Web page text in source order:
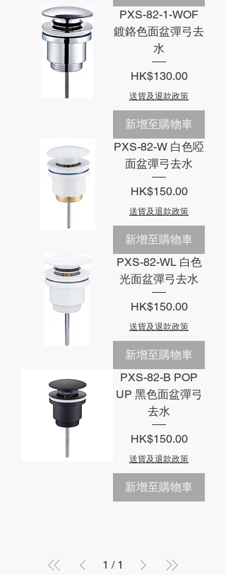
PXS-82-1-WOF
鍍鉻色面盆彈弓去
水
價格
HK$130.00
送貨及退款政策
新增至購物車
PXS-82-W 白色啞
面盆彈弓去水
價格
HK$150.00
送貨及退款政策
新增至購物車
PXS-82-WL 白色
光面盆彈弓去水
價格
HK$150.00
送貨及退款政策
新增至購物車
PXS-82-B POP
UP 黑色面盆彈弓
去水
價格
HK$150.00
送貨及退款政策
新增至購物車
1 / 1